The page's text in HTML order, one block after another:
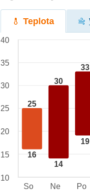
Teplota
25
16
30
14
33
19
40
35
30
25
20
15
10
So
Ne Po